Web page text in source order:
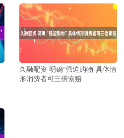
久融配资 明确“强迫购物”具体情
形消费者可三倍索赔